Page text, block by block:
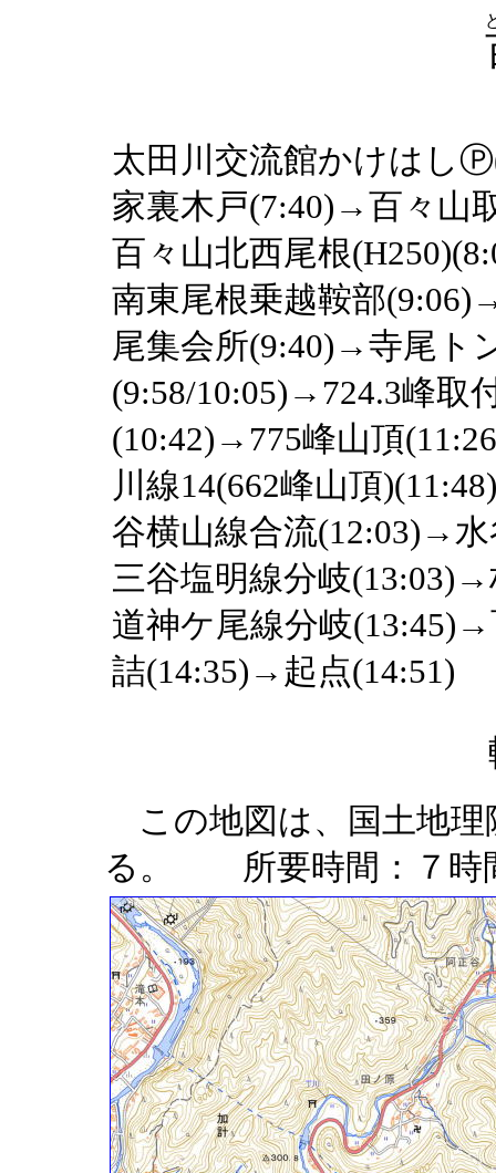
太田川交流館かけはし
家裏木戸(7:40)→百々山
百々山北西尾根
南東尾根乗越鞍部
尾集会所(9:40)→寺尾ト
(9:58/10:05)→724.3峰取
(10:42)→775峰山頂
川線14(662峰山頂
谷横山線合流(12:03)→
三谷塩明線分岐
道神ケ尾線分岐
詰(14:35)→起点(14:51)
この地図は、国土地理
る。 所要時間：７時